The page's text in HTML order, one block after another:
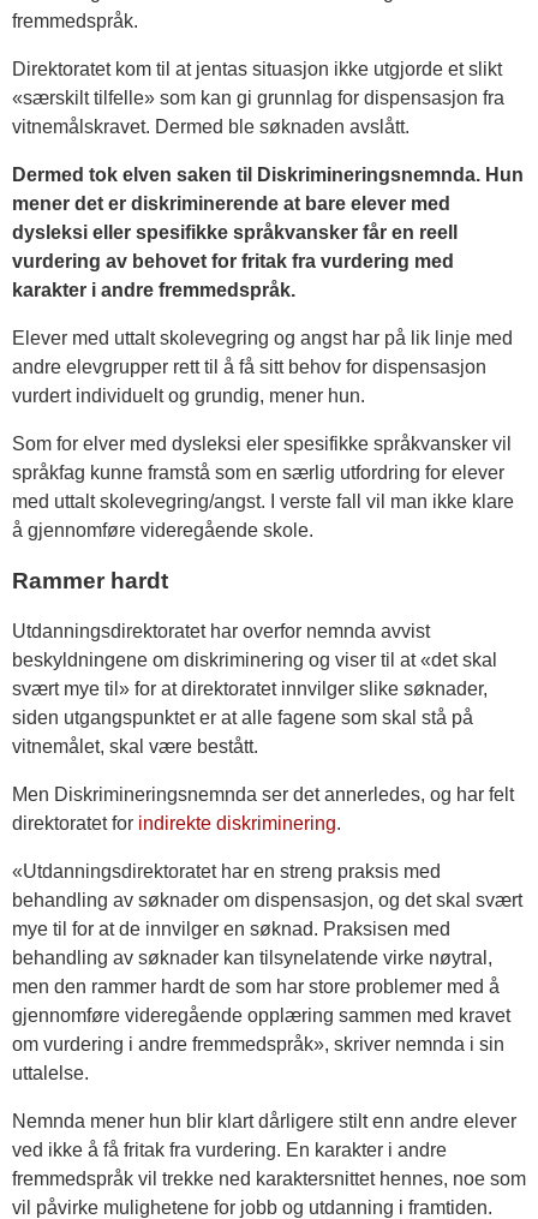
fremmedspråk.
Direktoratet kom til at jentas situasjon ikke utgjorde et slikt
«særskilt tilfelle» som kan gi grunnlag for dispensasjon fra
vitnemålskravet. Dermed ble søknaden avslått.
Dermed tok elven saken til Diskrimineringsnemnda. Hun
mener det er diskriminerende at bare elever med
dysleksi eller spesifikke språkvansker får en reell
vurdering av behovet for fritak fra vurdering med
karakter i andre fremmedspråk.
Elever med uttalt skolevegring og angst har på lik linje med
andre elevgrupper rett til å få sitt behov for dispensasjon
vurdert individuelt og grundig, mener hun.
Som for elver med dysleksi eler spesifikke språkvansker vil
språkfag kunne framstå som en særlig utfordring for elever
med uttalt skolevegring/angst. I verste fall vil man ikke klare
å gjennomføre videregående skole.
Rammer hardt
Utdanningsdirektoratet har overfor nemnda avvist
beskyldningene om diskriminering og viser til at «det skal
svært mye til» for at direktoratet innvilger slike søknader,
siden utgangspunktet er at alle fagene som skal stå på
vitnemålet, skal være bestått.
Men Diskrimineringsnemnda ser det annerledes, og har felt
direktoratet for indirekte diskriminering.
«Utdanningsdirektoratet har en streng praksis med
behandling av søknader om dispensasjon, og det skal svært
mye til for at de innvilger en søknad. Praksisen med
behandling av søknader kan tilsynelatende virke nøytral,
men den rammer hardt de som har store problemer med å
gjennomføre videregående opplæring sammen med kravet
om vurdering i andre fremmedspråk», skriver nemnda i sin
uttalelse.
Nemnda mener hun blir klart dårligere stilt enn andre elever
ved ikke å få fritak fra vurdering. En karakter i andre
fremmedspråk vil trekke ned karaktersnittet hennes, noe som
vil påvirke mulighetene for jobb og utdanning i framtiden.